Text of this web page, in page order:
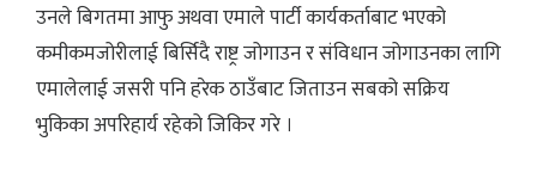
उनले बिगतमा आफु अथवा एमाले पार्टी कार्यकर्ताबाट भएको
कमीकमजोरीलाई बिर्सिदै राष्ट्र जोगाउन र संविधान जोगाउनका लागि
एमालेलाई जसरी पनि हरेक ठाउँबाट जिताउन सबको सक्रिय
भुकिका अपरिहार्य रहेको जिकिर गरे ।